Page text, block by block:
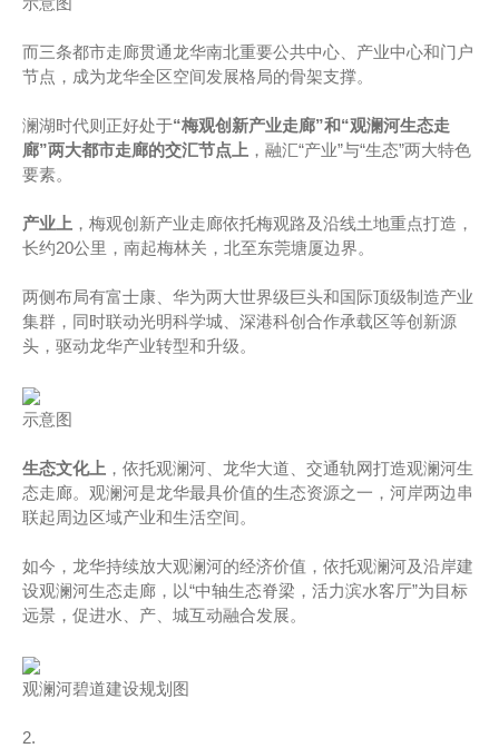
而三条都市走廊贯通龙华南北重要公共中心、产业中心和门户
节点，成为龙华全区空间发展格局的骨架支撑。
澜湖时代则正好处于“梅观创新产业走廊”和“观澜河生态走
廊”两大都市走廊的交汇节点上 ，融汇“产业”与“生态”两大特色
要素。
产业上 ，梅观创新产业走廊依托梅观路及沿线土地重点打造，
长约20公里，南起梅林关，北至东莞塘厦边界。
两侧布局有富士康、华为两大世界级巨头和国际顶级制造产业
集群，同时联动光明科学城、深港科创合作承载区等创新源
头，驱动龙华产业转型和升级。
示意图
生态文化上 ，依托观澜河、龙华大道、交通轨网打造观澜河生
态走廊。观澜河是龙华最具价值的生态资源之一，河岸两边串
联起周边区域产业和生活空间。
如今，龙华持续放大观澜河的经济价值，依托观澜河及沿岸建
设观澜河生态走廊，以“中轴生态脊梁，活力滨水客厅”为目标
远景，促进水、产、城互动融合发展。
观澜河碧道建设规划图
2.